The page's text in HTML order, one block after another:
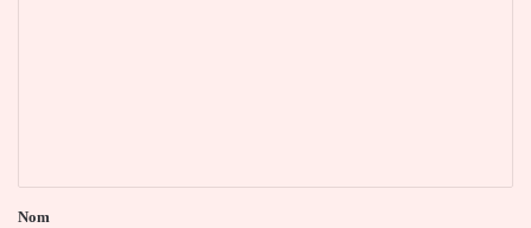
a
Nom